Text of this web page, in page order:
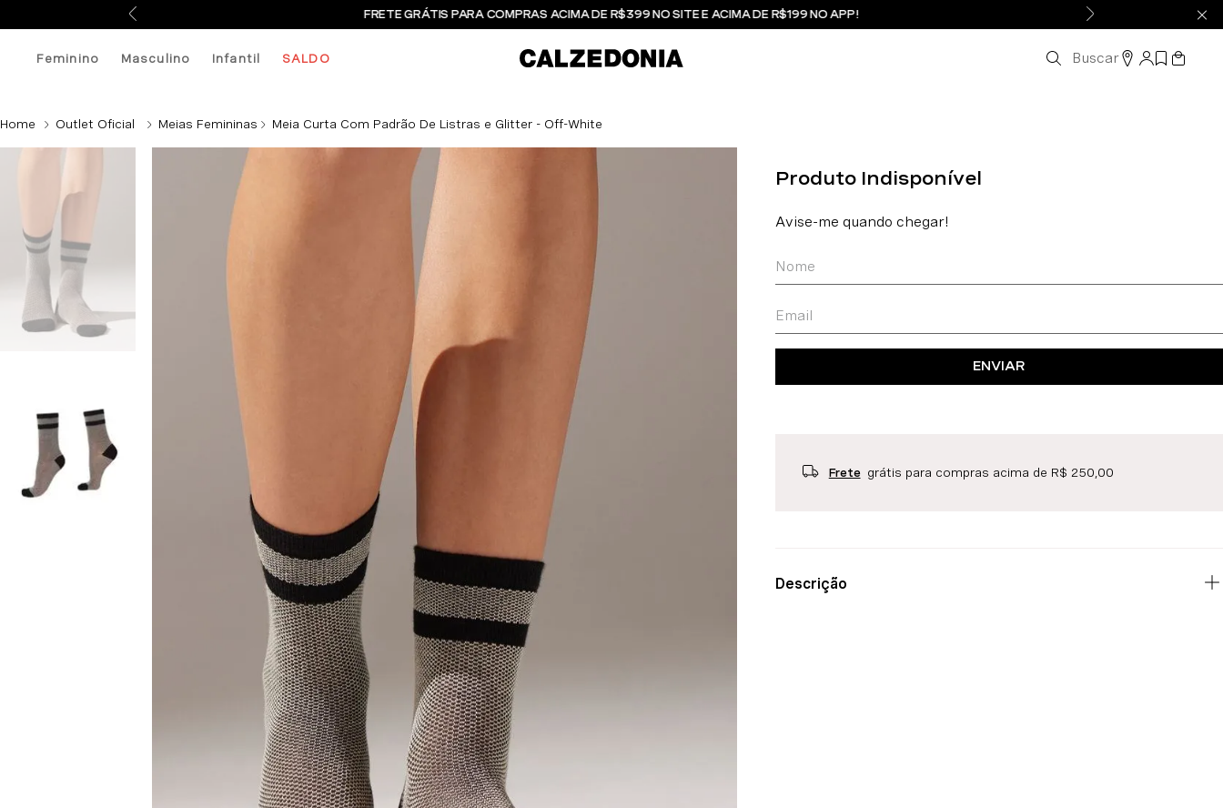
FRETE GRÁTIS PARA COMPRAS ACIMA DE R$399 NO SITE E ACIMA DE R$199 NO APP!
Feminino Masculino Infantil SALDO Buscar
Outlet Oficial Meias Femininas Meia Curta Com Padrão De Listras e Glitter - Off-White
ENVIAR
Frete grátis para compras acima de R$ 250,00
Descrição